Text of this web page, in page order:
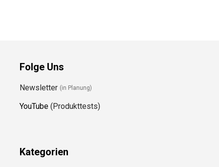
Folge Uns
Newsletter (in Planung)
YouTube (Produkttests)
Kategorien